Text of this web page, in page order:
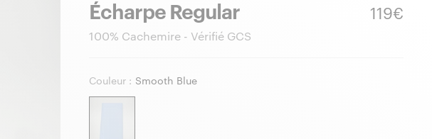
Écharpe Regular
100% Cachemire - Vérifié GCS
119€
Couleur : Smooth Blue